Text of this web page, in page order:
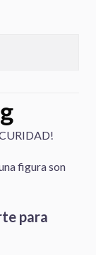
figura son
para